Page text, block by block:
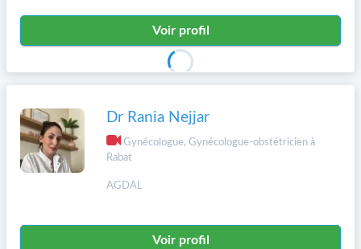
Voir profil
Dr Rania Nejjar
Gynécologue, Gynécologue-obstétricien à
Rabat
AGDAL
Voir profil